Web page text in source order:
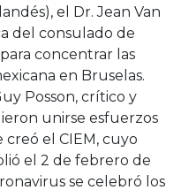
el Dr. Jean Van
del consulado de
concentrar las
en Bruselas.
Posson, crítico y
unirse esfuerzos
creó el CIEM, cuyo
el 2 de febrero de
se celebró los